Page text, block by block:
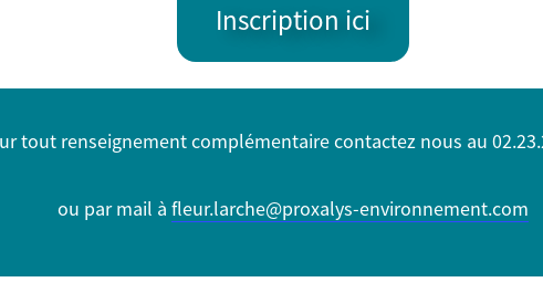
Inscription ici
tout renseignement complémentaire contactez nous au
ou par mail à fleur.larche@proxalys-environnement.com